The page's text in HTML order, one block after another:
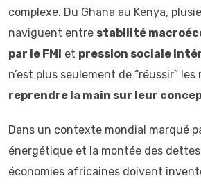
complexe. Du Ghana au Kenya,
naviguent entre stabilité
par le FMI et pression sociale
n’est plus seulement de “réussir”
reprendre la main sur leur
Dans un contexte mondial marqué
énergétique et la montée des
économies africaines doivent